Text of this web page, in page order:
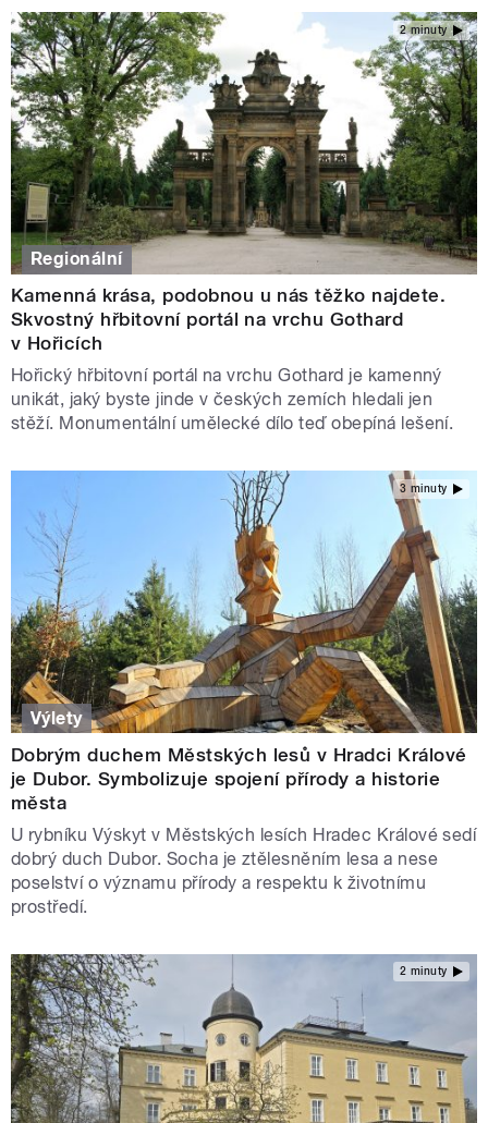
2 minuty
Regionální
Kamenná krása, podobnou u nás těžko najdete.
Skvostný hřbitovní portál na vrchu Gothard
v Hořicích
Hořický hřbitovní portál na vrchu Gothard je kamenný
unikát, jaký byste jinde v českých zemích hledali jen
stěží. Monumentální umělecké dílo teď obepíná lešení.
3 minuty
Výlety
Dobrým duchem Městských lesů v Hradci Králové
je Dubor. Symbolizuje spojení přírody a historie
města
U rybníku Výskyt v Městských lesích Hradec Králové sedí
dobrý duch Dubor. Socha je ztělesněním lesa a nese
poselství o významu přírody a respektu k životnímu
prostředí.
2 minuty